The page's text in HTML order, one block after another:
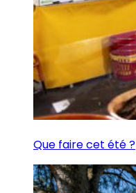
Que faire cet été ?